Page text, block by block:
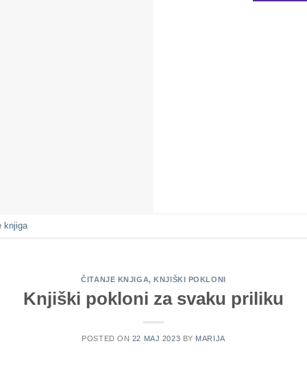
knjiga
ČITANJE KNJIGA, KNJIŠKI POKLONI
Knjiški pokloni za svaku priliku
POSTED ON 22 МАЈ 2023 BY MARIJA